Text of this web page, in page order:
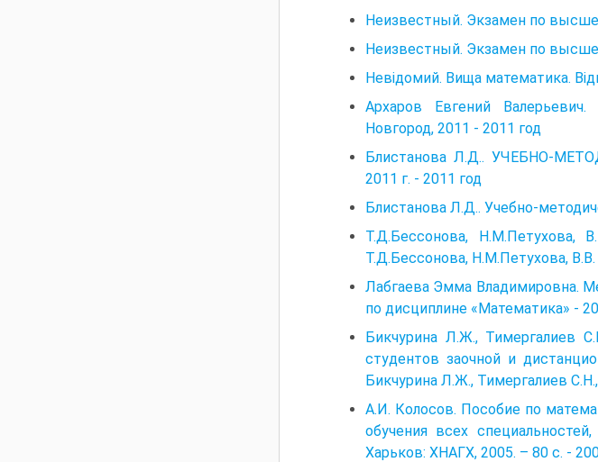
Неизвестный. Экзамен по
Неизвестный. Экзамен по
Невідомий. Вища математика.
Архаров Евгений
Новгород, 2011 - 2011 год
Блистанова Л.Д.. УЧЕБНО-
2011 г. - 2011 год
Блистанова Л.Д.. Учебно-
Т.Д.Бессонова, Н.М.Петухова,
Т.Д.Бессонова, Н.М.Петухова,
Лабгаева Эмма Владимировна.
по дисциплине «Математика» -
Бикчурина Л.Ж., Тимергалиев
студентов заочной и
Бикчурина Л.Ж., Тимергалиев
А.И. Колосов. Пособие по
обучения всех
Харьков: ХНАГХ, 2005. – 80 с. -